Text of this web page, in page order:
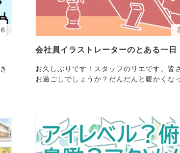
会社員イラストレーターのとある一日
お久しぶりです！スタッフのリエです。皆
お過ごしでしょうか？だんだんと暖かくな